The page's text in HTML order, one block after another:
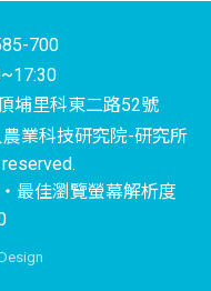
700
埔里科東二路52號
業科技研究院-研究所
最佳瀏覽螢幕解析度